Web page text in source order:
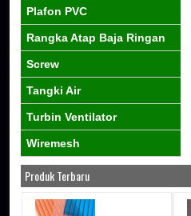
Plafon PVC
Rangka Atap Baja Ringan
Screw
Tangki Air
Turbin Ventilator
Wiremesh
Produk Terbaru